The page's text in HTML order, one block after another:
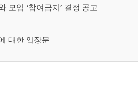
모임 ‘참여금지’ 결정 공고
대한 입장문